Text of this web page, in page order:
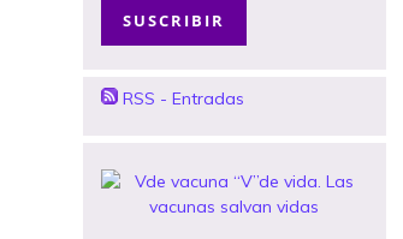
SUSCRIBIR
RSS - Entradas